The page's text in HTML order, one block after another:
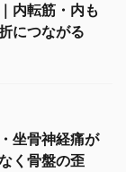
内転筋・内も
につながる
坐骨神経痛が
く骨盤の歪